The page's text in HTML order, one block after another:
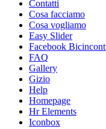
Contatti
Cosa facciamo
Cosa vogliamo
Easy Slider
Facebook
FAQ
Gallery
Gizio
Help
Homepage
Hr Elements
Iconbox